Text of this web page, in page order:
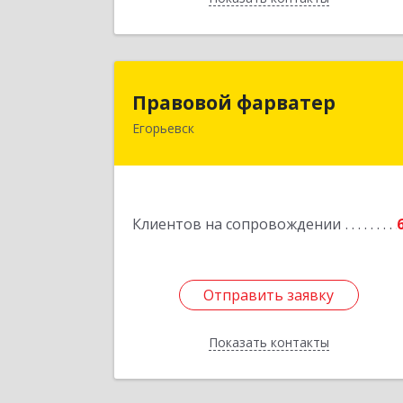
Правовой фарватер
Егорьевск
Клиентов на сопровождении
Отправить заявку
Показать контакты
Правовой фарватер
Отправить заявку
Назад